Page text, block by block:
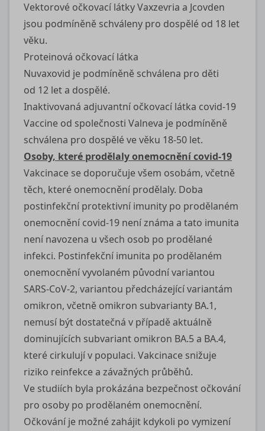
Vektorové očkovací látky Vaxzevria a Jcovden
jsou podmíněně schváleny pro dospělé od 18 let
věku.
Proteinová očkovací látka
Nuvaxovid je podmíněně schválena pro děti
od 12 let a dospělé.
Inaktivovaná adjuvantní očkovací látka covid-19
Vaccine od společnosti Valneva je podmíněně
schválena pro dospělé ve věku 18-50 let.
Osoby, které prodělaly onemocněnícovid-19
Vakcinace se doporučuje všem osobám, včetně
těch, které onemocnění prodělaly. Doba
postinfekční protektivní imunity po prodělaném
onemocnění covid-19 není známa a tato imunita
není navozena u všech osob po prodělané
infekci. Postinfekční imunita po prodělaném
onemocnění vyvolaném původní variantou
SARS-CoV-2, variantou předcházející variantám
omikron, včetně omikron subvarianty BA.1,
nemusí být dostatečná v případě aktuálně
dominujících subvariant omikron BA.5 a BA.4,
které cirkulují v populaci. Vakcinace snižuje
riziko reinfekce a závažných průběhů.
Ve studiích byla prokázána bezpečnost očkování
pro osoby po prodělaném onemocnění.
Očkování je možné zahájit kdykoli po vymizení